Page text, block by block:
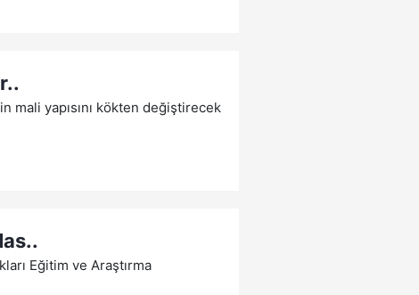
mali yapısını kökten değiştirecek
Eğitim ve Araştırma